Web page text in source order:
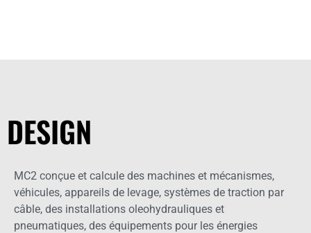
DESIGN
MC2 conçue et calcule des machines et mécanismes,
véhicules, appareils de levage, systèmes de traction par
câble, des installations oleohydrauliques et
pneumatiques, des équipements pour les énergies